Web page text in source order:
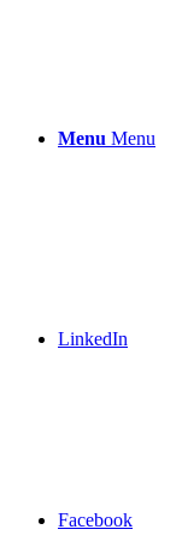
Menu Menu
LinkedIn
Facebook